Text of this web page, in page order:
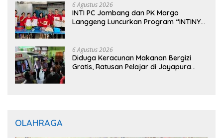
6 Agustus 2026
INTI PC Jombang dan PK Margo
Langgeng Luncurkan Program “INTINYA
6 Agustus 2026
Diduga Keracunan Makanan Bergizi
Gratis, Ratusan Pelajar di Jayapura
OLAHRAGA